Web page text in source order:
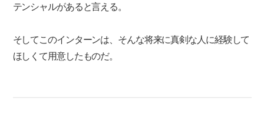
テンシャルがあると言える。
そしてこのインターンは、そんな将来に真剣な人に経験して
ほしくて用意したものだ。